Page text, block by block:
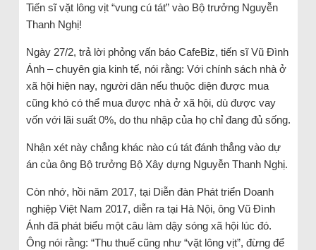
Tiến sĩ vặt lông vịt “vung cú tát” vào Bộ trưởng Nguyễn
Thanh Nghị!
Ngày 27/2, trả lời phỏng vấn báo CafeBiz, tiến sĩ Vũ Đình
Ánh – chuyên gia kinh tế, nói rằng: Với chính sách nhà ở
xã hội hiện nay, người dân nếu thuộc diện được mua
cũng khó có thể mua được nhà ở xã hội, dù được vay
vốn với lãi suất 0%, do thu nhập của họ chỉ đang đủ sống.
Nhận xét này chẳng khác nào cú tát đánh thẳng vào dự
án của ông Bộ trưởng Bộ Xây dựng Nguyễn Thanh Nghị.
Còn nhớ, hồi năm 2017, tại Diễn đàn Phát triển Doanh
nghiệp Việt Nam 2017, diễn ra tại Hà Nội, ông Vũ Đình
Ánh đã phát biểu một câu làm dậy sóng xã hội lúc đó.
Ông nói rằng: “Thu thuế cũng như “vặt lông vịt”, đừng để